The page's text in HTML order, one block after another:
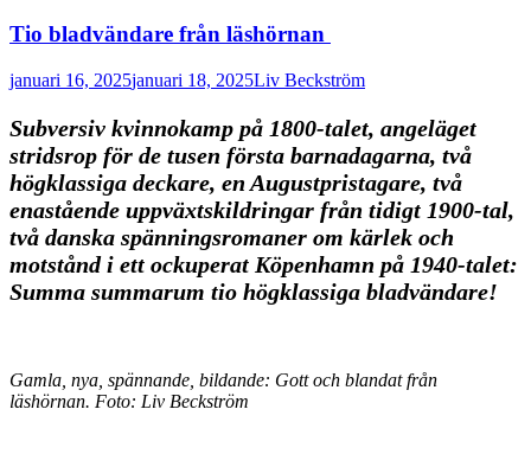
Tio bladvändare från läshörnan
januari 16, 2025januari 18, 2025Liv Beckström
Subversiv kvinnokamp på 1800-talet, angeläget
stridsrop för de tusen första barnadagarna, två
högklassiga deckare, en Augustpristagare, två
enastående uppväxtskildringar från tidigt 1900-tal,
två danska spänningsromaner om kärlek och
motstånd i ett ockuperat Köpenhamn på 1940-talet:
Summa summarum tio högklassiga bladvändare!
Gamla, nya, spännande, bildande: Gott och blandat från
läshörnan. Foto: Liv Beckström